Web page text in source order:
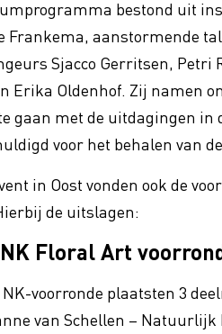
bestond uit
Frankema, aanstormende
Sjacco Gerritsen,
Erika Oldenhof. Zij namen
gaan met de uitdagingen in
voor het behalen van
in Oost vonden ook de
de uitslagen:
Floral Art
NK-voorronde plaatsten 3
van Schellen – Natuurlijk